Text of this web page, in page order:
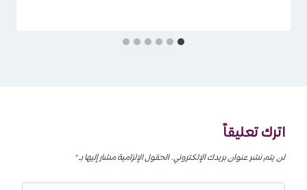
اترك تعليقاً
لن يتم نشر عنوان بريدك الإلكتروني.الحقول الإلزامية مشار إليها بـ*